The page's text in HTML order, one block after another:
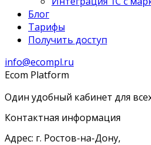
Блог
Тарифы
Получить доступ
info@ecompl.ru
Ecom Platform
Один удобный кабинет для
Контактная информация
Адрес: г. Ростов-на-Дону,